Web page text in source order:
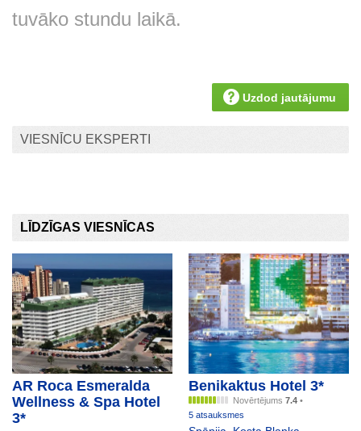
tuvāko stundu laikā.
Uzdod jautājumu
VIESNĪCU EKSPERTI
LĪDZĪGAS VIESNĪCAS
AR Roca Esmeralda
Wellness & Spa Hotel
3*
Benikaktus Hotel 3*
Novērtējums 7.4 •
5 atsauksmes